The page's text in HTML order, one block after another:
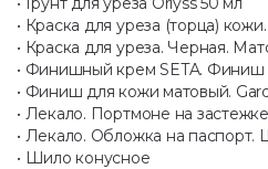
• Краска для уреза (торца)
• Краска для уреза. Черная.
• Финишный крем SETA. Финиш
• Финиш для кожи матовый.
• Лекало. Портмоне на
• Лекало. Обложка на
• Шило конусное